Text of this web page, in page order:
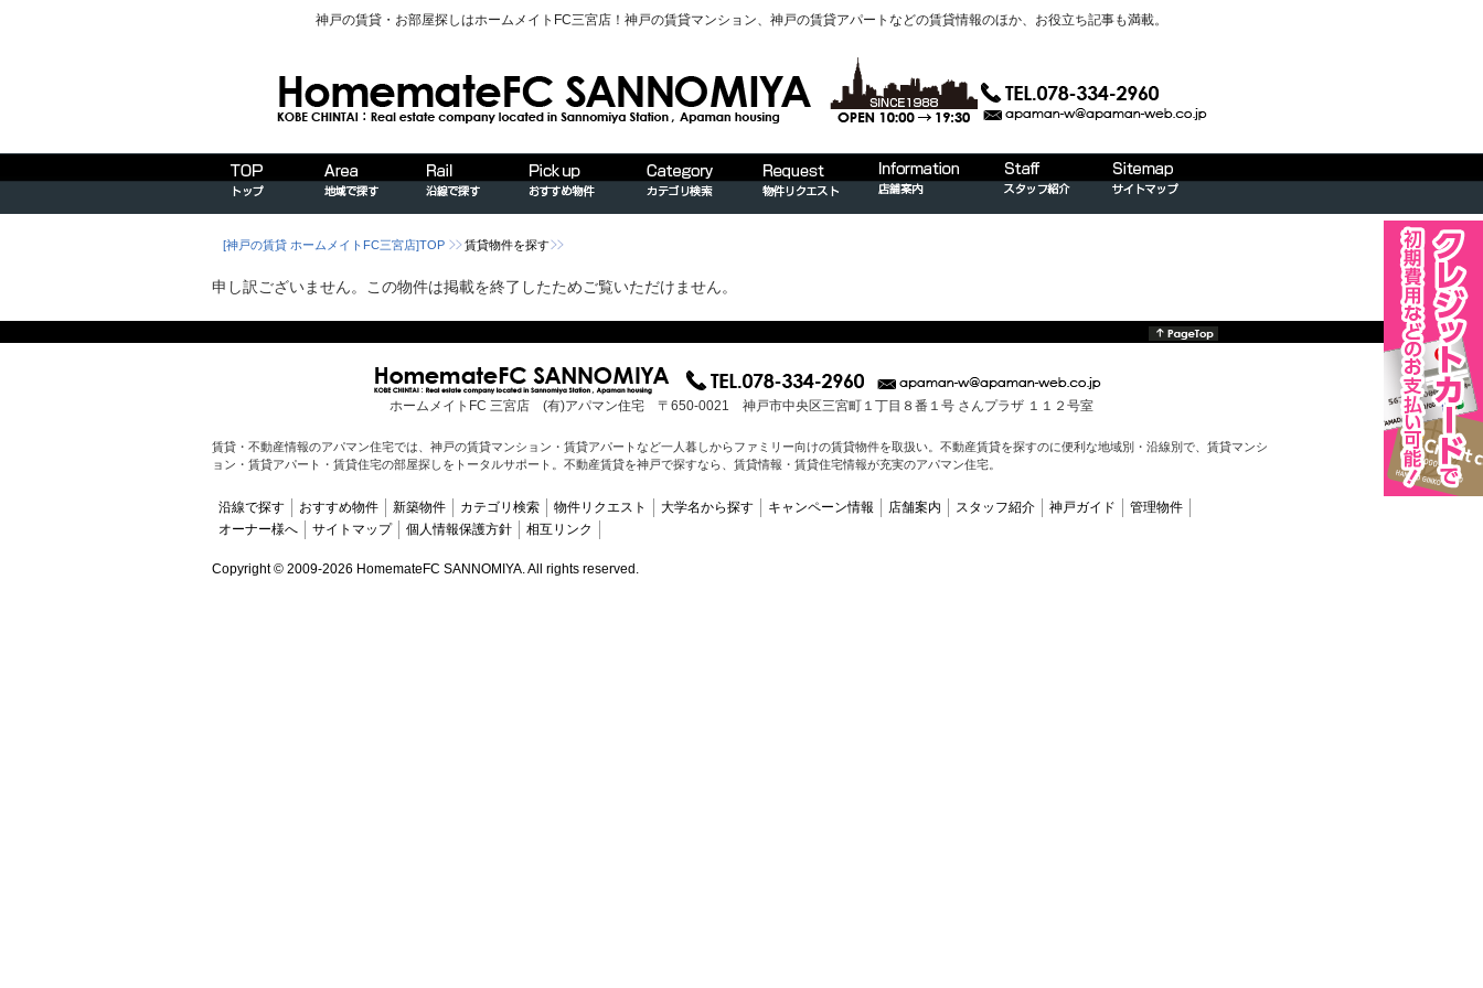
神戸の賃貸・お部屋探しはホームメイトFC三宮店！神戸の賃貸マンション、神戸の賃貸アパートなどの賃貸情報のほか、お役立ち記事も満載。
[神戸の賃貸 ホームメイトFC三宮店]TOP 賃貸物件を探す
申し訳ございません。この物件は掲載を終了したためご覧いただけません。
ホームメイトFC 三宮店 (有)アパマン住宅 〒650-0021 神戸市中央区三宮町１丁目８番１号 さんプラザ １１２号室
賃貸・不動産情報のアパマン住宅では、神戸の賃貸マンション・賃貸アパートなど一人暮しからファミリー向けの賃貸物件を取扱い。不動産賃貸を探すのに便利な地域別・沿線別で、賃貸マンシ
ョン・賃貸アパート・賃貸住宅の部屋探しをトータルサポート。不動産賃貸を神戸で探すなら、賃貸情報・賃貸住宅情報が充実のアパマン住宅。
沿線で探す おすすめ物件 新築物件 カテゴリ検索 物件リクエスト 大学名から探す キャンペーン情報 店舗案内 スタッフ紹介 神戸ガイド
管理物件
オーナー様へ
サイトマップ 個人情報保護方針 相互リンク
Copyright © 2009-2026 HomemateFC SANNOMIYA. All rights reserved.